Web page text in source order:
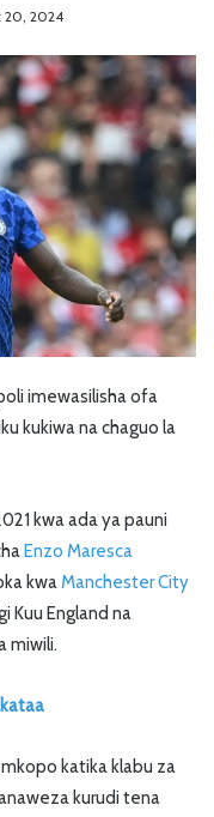
20, 2024
imewasilisha ofa
kukiwa na chaguo la
kwa ada ya pauni
Enzo Maresca
kwaManchester City
Kuu England na
miwili.
katika klabu za
kurudi tena